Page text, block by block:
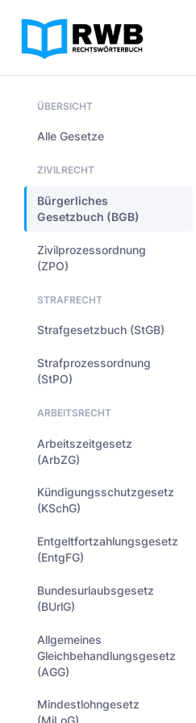
ÜBERSICHT
Alle Gesetze
ZIVILRECHT
Bürgerliches
Gesetzbuch (BGB)
Zivilprozessordnung
(ZPO)
STRAFRECHT
Strafgesetzbuch (StGB)
Strafprozessordnung
(StPO)
ARBEITSRECHT
Arbeitszeitgesetz
(ArbZG)
Kündigungsschutzgesetz
(KSchG)
Entgeltfortzahlungsgesetz
(EntgFG)
Bundesurlaubsgesetz
(BUrlG)
Allgemeines
Gleichbehandlungsgesetz
(AGG)
Mindestlohngesetz